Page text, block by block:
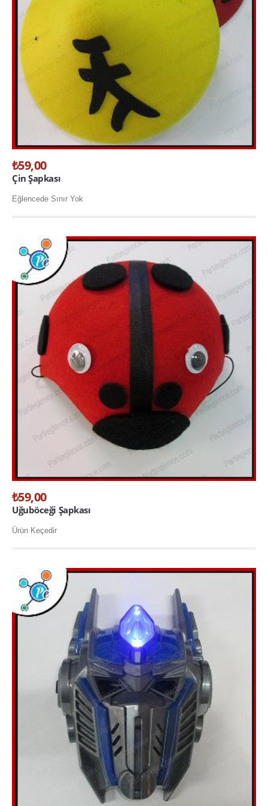
Parti Kürdanları
Parti Mumları
Parti Tabakları
Parti Taçları
Peçeteler
pon pon ponpon gösteri ponponu
uğur böceği kanadı
GLOW ÜRÜNLER
glow bardak
glow bileklik
glow buz
glow çubuk
glow gözlük
glow kolye
glow taç
MASKELER & KOSTÜMLER
Kostümler
Maskeler
Şapkalar
HEDİYELİK ÜRÜNLER
Diğer Hediyelik Ürünler
Hediye Kutuları
ÖZEL GÜNLER
Doğum Günü
Sevgililer Günü
OYUNCAKLAR
ÇOCUK HAVUZU ŞİŞME ÇOCUK HAVUZU
SQUİSHY TOPTAN SUKUŞİ
ŞAKA ÜRÜNLERİ
KAMPANYALAR
₺59,00
Çin Şapkası
Eğlencede Sınır Yok
₺59,00
Uğuböceği Şapkası
Ürün Keçedir